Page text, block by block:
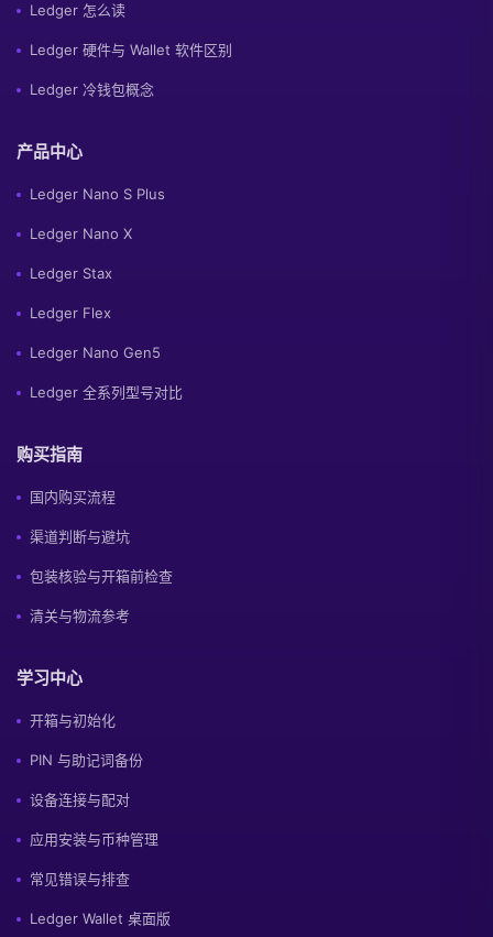
Ledger 怎么读
Ledger 硬件与 Wallet 软件区别
Ledger 冷钱包概念
产品中心
Ledger Nano S Plus
Ledger Nano X
Ledger Stax
Ledger Flex
Ledger Nano Gen5
Ledger 全系列型号对比
购买指南
国内购买流程
渠道判断与避坑
包装核验与开箱前检查
清关与物流参考
学习中心
开箱与初始化
PIN 与助记词备份
设备连接与配对
应用安装与币种管理
常见错误与排查
Ledger Wallet 桌面版